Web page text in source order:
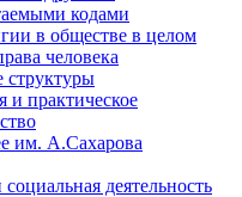
кодами
в обществе в целом
человека
и практическое
им. А.Сахарова
деятельность